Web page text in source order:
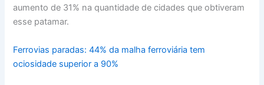
aumento de 31% na quantidade de cidades que obtiveram
esse patamar.
Ferrovias paradas: 44% da malha ferroviária tem
ociosidade superior a 90%